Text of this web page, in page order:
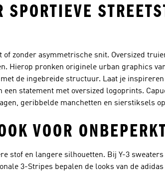
zonder asymmetrische snit. Oversized
Hierop pronken originele urban graphics
de ingebreide structuur. Laat je
statement met oversized logoprints.
geribbelde manchetten en sierstiksels
VOOR
stof en langere silhouetten. Bij Y-3
3-Stripes bepalen de looks van de